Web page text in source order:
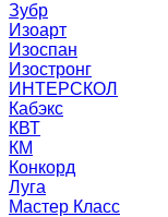
Зубр
Изоарт
Изоспан
Изостронг
ИНТЕРСКОЛ
Кабэкс
КВТ
КМ
Конкорд
Луга
Мастер Класс